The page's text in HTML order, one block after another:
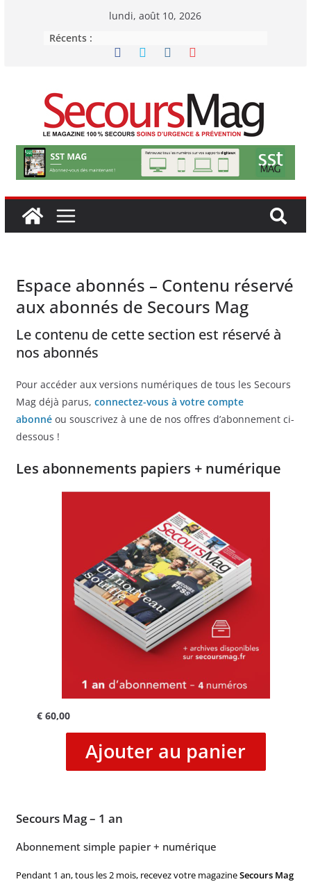
lundi, août 10, 2026
Récents :
Espace abonnés – Contenu réservé
aux abonnés de Secours Mag
Le contenu de cette section est réservé à
nos abonnés
Pour accéder aux versions numériques de tous les Secours
Mag déjà parus, connectez-vous à votre compte
abonnéou souscrivez à une de nos offres d’abonnement ci-
dessous !
Les abonnements papiers + numérique
€60,00
Ajouter au panier
Secours Mag – 1 an
Abonnement simple papier + numérique
Pendant 1 an, tous les 2 mois, recevez votre magazineSecours Mag